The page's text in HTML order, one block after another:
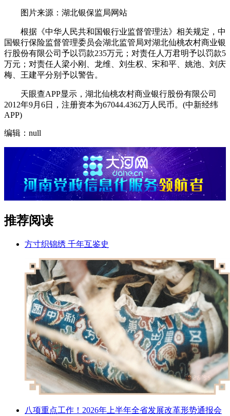
图片来源：湖北银保监局网站
根据《中华人民共和国银行业监督管理法》相关规定，中
国银行保险监督管理委员会湖北监管局对湖北仙桃农村商业银
行股份有限公司予以罚款235万元；对责任人万君明予以罚款5
万元；对责任人梁小刚、龙维、刘生权、宋和平、姚池、刘庆
梅、王建平分别予以警告。
天眼查APP显示，湖北仙桃农村商业银行股份有限公司
2012年9月6日，注册资本为67044.4362万人民币。(中新经纬
APP)
编辑：null
推荐阅读
方寸织锦绣 千年互鉴史
八项重点工作！2026年上半年全省发展改革形势通报会